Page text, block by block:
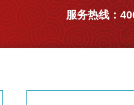
服务热线：